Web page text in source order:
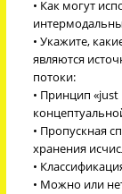
• Как могут
• Укажите,
являются
потоки:
• Принцип «just
• Пропускная
хранения
•
• Можно или